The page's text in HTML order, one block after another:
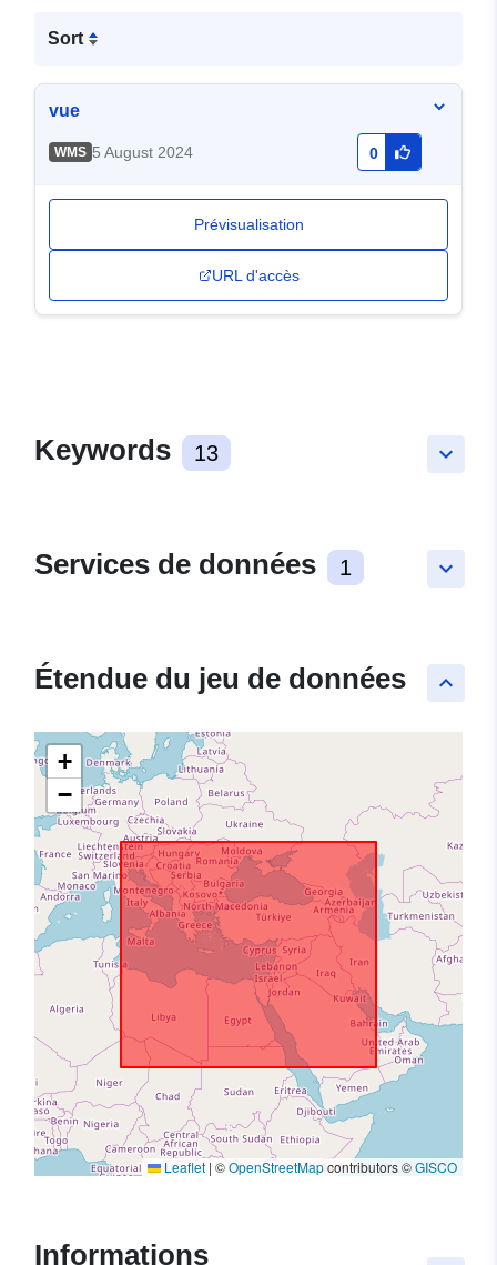
Sort
vue
WMS 5 August 2024 0
Prévisualisation
URL d'accès
keyboard_arrow_down
Keywords 13
keyboard_arrow_down
Services de données 1
keyboard_arrow_up
Étendue du jeu de données
+
−
Leaflet | ©OpenStreetMapcontributors ©GISCO
Informations